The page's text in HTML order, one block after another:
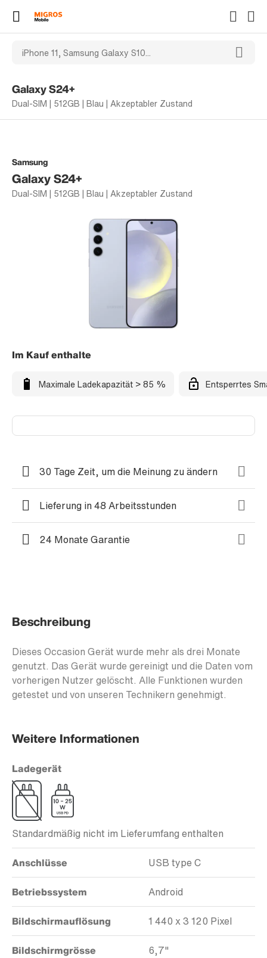
Galaxy S24+
Dual-SIM | 512GB | Blau | Akzeptabler Zustand
Samsung
Galaxy S24+
Dual-SIM | 512GB | Blau | Akzeptabler Zustand
Im Kauf enthalte
Maximale Ladekapazität > 85 % Entsperrtes
30 Tage Zeit, um die Meinung zu ändern
Lieferung in 48 Arbeitsstunden
24 Monate Garantie
Beschreibung
Dieses Occasion Gerät wurde mehr als drei Monate
genutzt. Das Gerät wurde gereinigt und die Daten vom
vorherigen Nutzer gelöscht. Alle Funktionen wurden
getestet und von unseren Technikern genehmigt.
Weitere Informationen
Ladegerät
Standardmäßig nicht im Lieferumfang enthalten
Anschlüsse USB type C
Betriebssystem Android
Bildschirmauflösung 1 440 x 3 120 Pixel
Bildschirmgrösse 6,7"